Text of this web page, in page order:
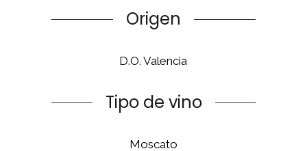
Origen
D.O. Valencia
Tipo de vino
Moscato